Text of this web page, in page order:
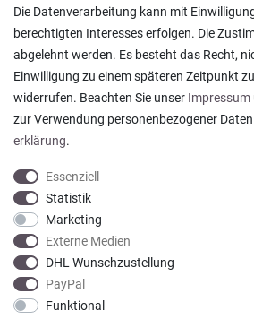
Ein einfach toller Service - prompte
sogar mit Pflegehinweis!
Datum der Veröffentlichung: 05.08.2026
Datum der Kauferfahrung: 29.07.2026
922 Bewertungen
Die Datenverarbeitung kann mit
berechtigten Interesses erfolgen. Die
abgelehnt werden. Es besteht das Recht,
Einwilligung zu einem späteren Zeitpunkt
widerrufen. Beachten Sie unser Impressum
zur Verwendung personenbezogener
erklärung.
Essenziell
Statistik
Marketing
Externe Medien
DHL Wunschzustellung
PayPal
Funktional